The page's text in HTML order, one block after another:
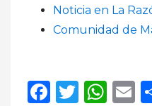
Noticia en La
Comunidad de